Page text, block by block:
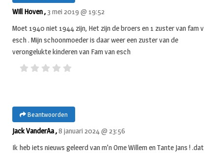
Will Hoven , 3 mei 2019 @ 19:52
Moet 1940 niet 1944 zijn, Het zijn de broers en 1 zuster van fam v
esch . Mijn schoonmoeder is daar weer een zuster van de
verongelukte kinderen van Fam van esch
Beantwoorden
Jack VanderAa ,8 januari 2024 @ 23:56
Ik heb iets nieuws geleerd van m’n Ome Willem en Tante Jans ! .dat